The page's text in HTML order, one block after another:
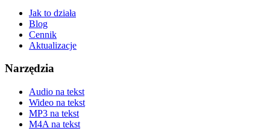
Jak to działa
Blog
Cennik
Aktualizacje
Narzędzia
Audio na tekst
Wideo na tekst
MP3 na tekst
M4A na tekst